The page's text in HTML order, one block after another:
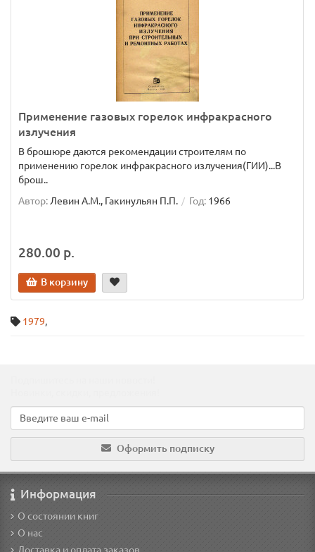
Применение газовых горелок инфракрасного
излучения
В брошюре даются рекомендации строителям по
применению горелок инфракрасного излучения(ГИИ)...В
брош..
Автор: Левин А.М., Гакинульян П.П. Год: 1966
280.00 р.
В корзину
1979,
Оформить подписку
Информация
О состоянии книг
О нас